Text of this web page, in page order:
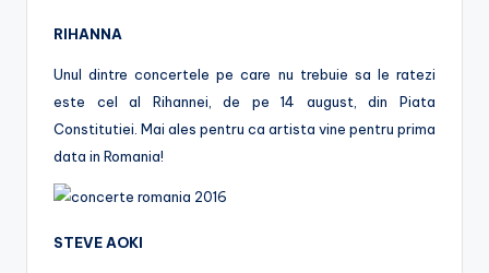
RIHANNA
Unul dintre concertele pe care nu trebuie sa le ratezi
este cel al Rihannei, de pe 14 august, din Piata
Constitutiei. Mai ales pentru ca artista vine pentru prima
data in Romania!
STEVE AOKI